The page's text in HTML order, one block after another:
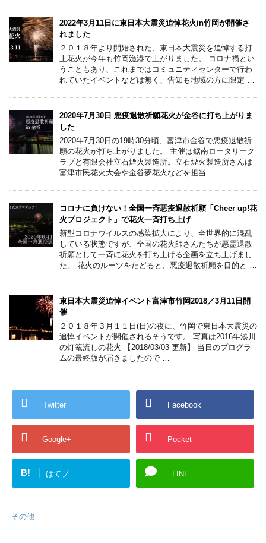
2022年3月11日に東日本大震災追悼花火in竹岡が開催さ
れました
２０１８年より開始された、東日本大震災を追悼する打
上花火が今年も竹岡漁港で上がりました。 コロナ禍とい
うこともあり、これまではコミュニティセンターで行わ
れていたイベントなどは無く、告知も地域の方に限定 …
2020年7月30日 悪疫退散祈願花火が金谷に打ち上がりま
した
2020年7月30日の19時30分頃、富津市金谷で悪疫退散祈
願の花火が打ち上がりました。 主催は鋸南ロータリーク
ラブと有限会社立石煙火製造所。立石煙火製造所さんは
富津市民花火大会や金谷夢花火などを担当 …
コロナに負けない！全国一斉悪疫退散祈願「Cheer up!花
火プロジェクト」で花火一斉打ち上げ
新型コロナウイルスの感染拡大により、全世界的に混乱
している状態ですが、全国の花火師さんたちが悪霊退散
祈願として一斉に花火を打ち上げる企画を立ち上げまし
た。 花火のルーツをたどると、悪疫退散祈願を目的と …
東日本大震災追悼イベント富津市竹岡2018／3月11日開
催
２０１８年３月１１日(日)の夜に、竹岡で東日本大震災の
追悼イベントが開催されるそうです。 写真は2016年湊川
の灯篭流しの花火 【2018/03/03 更新】 当日のプログラ
ムの最終版が届きましたので …
Twitter Facebook
Google+ Pocket
B! はてブ LINE
-その他